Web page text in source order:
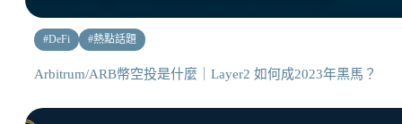
#DeFi #熱點話題
Arbitrum/ARB幣空投是什麼｜Layer2 如何成2023年黑馬？